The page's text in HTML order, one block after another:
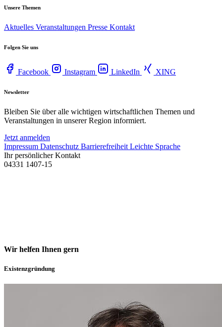
Unsere Themen
Aktuelles Veranstaltungen Presse Kontakt
Folgen Sie uns
Facebook Instagram LinkedIn XING
Newsletter
Bleiben Sie über alle wichtigen wirtschaftlichen Themen und
Veranstaltungen in unserer Region informiert.
Jetzt anmelden
Impressum Datenschutz Barrierefreiheit Leichte Sprache
Ihr persönlicher Kontakt
04331 1407-15
Wir helfen Ihnen gern
Existenzgründung